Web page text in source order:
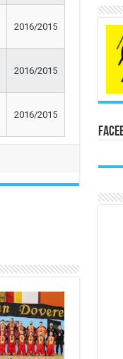
2016/2015
2016/2015
2016/2015